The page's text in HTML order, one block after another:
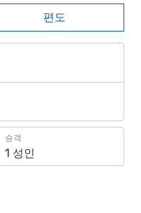
편도
승객
1 성인